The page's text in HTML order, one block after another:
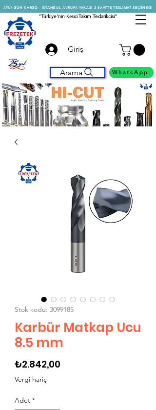
AYNI GÜN KARGO - İSTANBUL AVRUPA YAKASI 2 SAATTE TESLİMAT SEÇENEĞİ
"Türkiye'nin KesiciTakım Tedarikcisi"
Giriş
Arama WhatsApp
Stok kodu: 3099185
Karbür Matkap Ucu
8.5 mm
₺2.842,00
Vergi hariç
Adet *